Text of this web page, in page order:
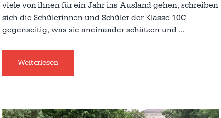
viele von ihnen für ein Jahr ins Ausland gehen, schreiben
sich die Schülerinnen und Schüler der Klasse 10C
gegenseitig, was sie aneinander schätzen und …
Weiterlesen